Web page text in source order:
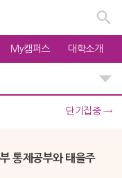
My캠퍼스 대학소개
단기집중 →
통제공부와 태을주